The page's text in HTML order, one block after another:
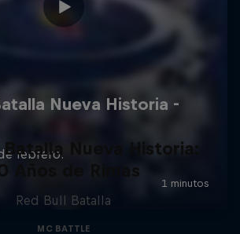
Nueva Historia:
Años de Rimas
Red Bull Batalla
MC BATTLE